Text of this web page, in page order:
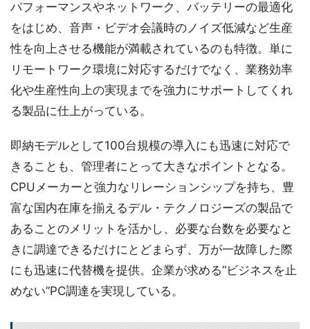
パフォーマンスやネットワーク、バッテリーの最適化
をはじめ、音声・ビデオ会議時のノイズ低減など生産
性を向上させる機能が満載されているのも特徴。単に
リモートワーク環境に対応するだけでなく、業務効率
化や生産性向上の実現までを強力にサポートしてくれ
る製品に仕上がっている。
即納モデルとして100台規模の導入にも迅速に対応で
きることも、管理者にとって大きなポイントとなる。
CPUメーカーと強力なリレーションシップを持ち、豊
富な国内在庫を揃えるデル・テクノロジーズの製品で
あることのメリットを活かし、必要な台数を必要なと
きに調達できるだけにとどまらず、万が一故障した際
にも迅速に代替機を提供。企業が求める“ビジネスを止
めない”PC調達を実現している。